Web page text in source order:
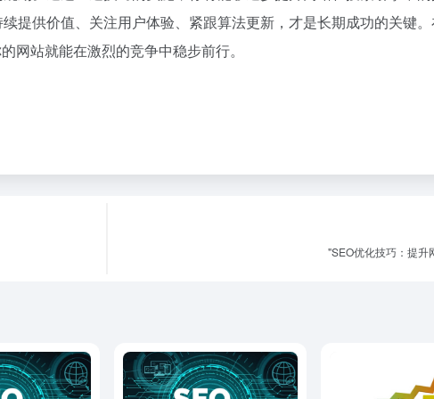
提供价值、关注用户体验、紧跟算法更新，才是长期成功的关键
网站就能在激烈的竞争中稳步前行。
"SEO优化技巧：提升